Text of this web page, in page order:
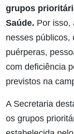
grupos
Saúde. Por isso,
nesses públicos,
puérperas,
com deficiência
previstos na
A Secretaria
os grupos